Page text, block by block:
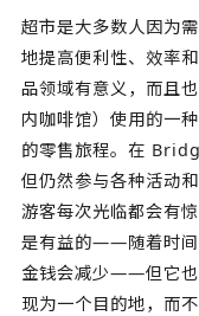
超市是大多数人因为
地提高便利性、效率
品领域有意义，而且
内咖啡馆）使用的一
的零售旅程。在
但仍然参与各种活动
游客每次光临都会有
是有益的——随着时间
金钱会减少——但它也
现为一个目的地，而